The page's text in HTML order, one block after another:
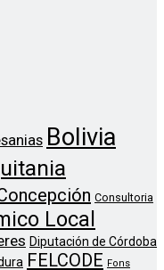
Bolivia
Consultoria
Local
Diputación de Córdoba
FELCODE Fons